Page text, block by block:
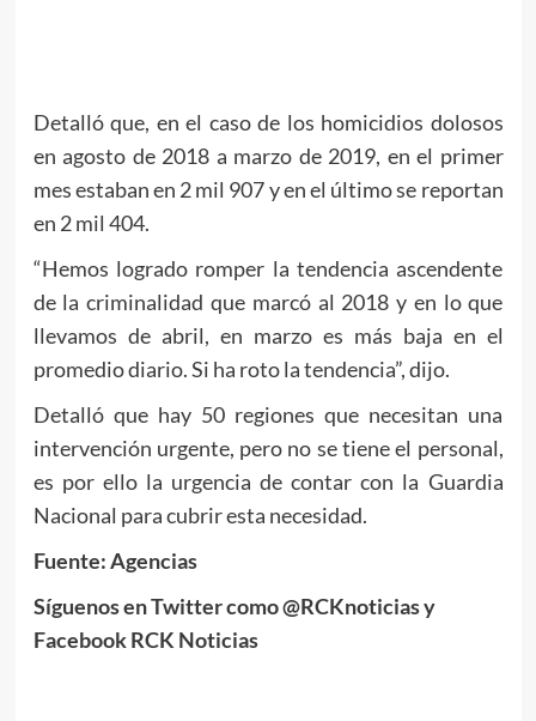
Detalló que, en el caso de los homicidios dolosos
en agosto de 2018 a marzo de 2019, en el primer
mes estaban en 2 mil 907 y en el último se reportan
en 2 mil 404.
“Hemos logrado romper la tendencia ascendente
de la criminalidad que marcó al 2018 y en lo que
llevamos de abril, en marzo es más baja en el
promedio diario. Si ha roto la tendencia”, dijo.
Detalló que hay 50 regiones que necesitan una
intervención urgente, pero no se tiene el personal,
es por ello la urgencia de contar con la Guardia
Nacional para cubrir esta necesidad.
Fuente: Agencias
Síguenos en Twitter como @RCKnoticias y
Facebook RCK Noticias